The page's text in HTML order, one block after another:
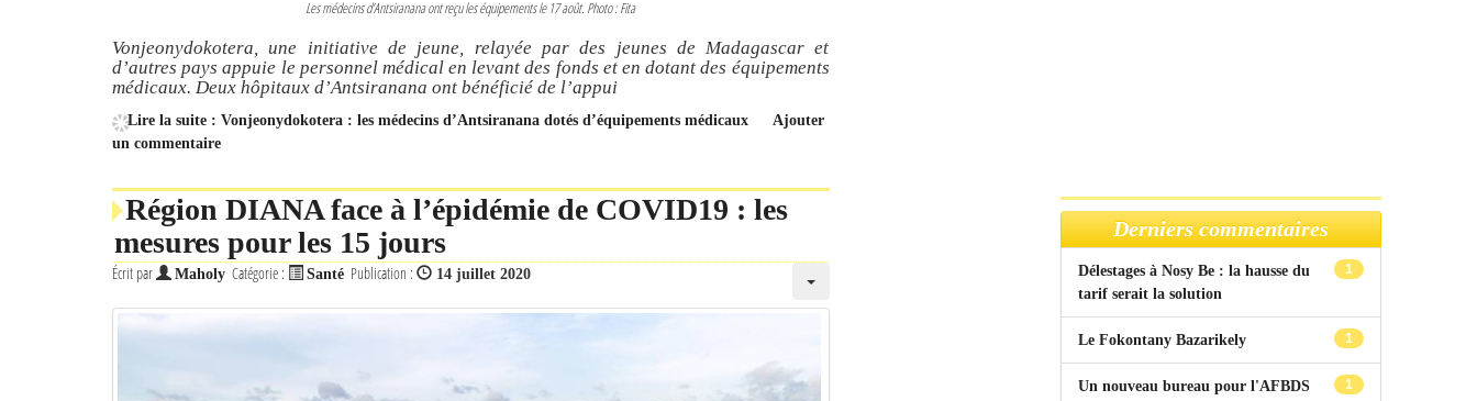
Les médecins d’Antsiranana ont reçu les équipements le 17 août. Photo : Fita
Vonjeonydokotera, une initiative de jeune, relayée par des jeunes de Madagascar et
d’autres pays appuie le personnel médical en levant des fonds et en dotant des équipements
médicaux. Deux hôpitaux d’Antsiranana ont bénéficié de l’appui
Lire la suite : Vonjeonydokotera : les médecins d’Antsiranana dotés d’équipements médicaux
Ajouter
un commentaire
Région DIANA face à l’épidémie de COVID19 : les
mesures pour les 15 jours
Écrit par Maholy Catégorie : Santé Publication : 14 juillet 2020
Derniers commentaires
1
Délestages à Nosy Be : la hausse du
tarif serait la solution
1
Le Fokontany Bazarikely
1
Un nouveau bureau pour l'AFBDS